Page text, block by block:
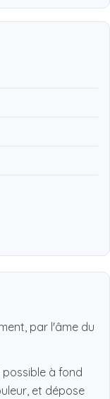
par l'âme du
à fond
et dépose